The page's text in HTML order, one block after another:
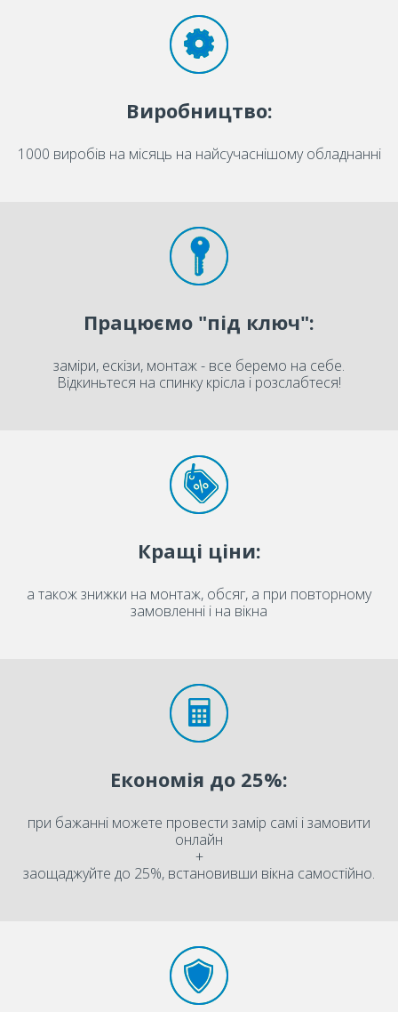
Виробництво:
1000 виробів на місяць на найсучаснішому обладнанні
Працюємо "під ключ":
заміри, ескізи, монтаж - все беремо на себе.
Відкиньтеся на спинку крісла і розслабтеся!
Кращі ціни:
а також знижки на монтаж, обсяг, а при повторному
замовленні і на вікна
Економія до 25%:
при бажанні можете провести замір самі і замовити
онлайн
+
заощаджуйте до 25%, встановивши вікна самостійно.